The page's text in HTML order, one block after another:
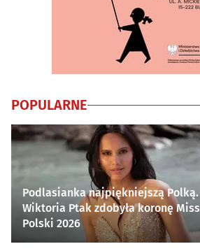
POPULARNE
Podlasianka najpiękniejszą Polką.
Wiktoria Ptak zdobyła koronę Miss
Polski 2026